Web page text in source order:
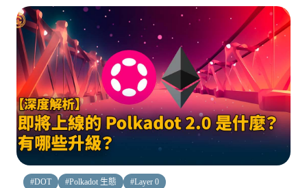
#DOT #Polkadot 生態 #Layer 0